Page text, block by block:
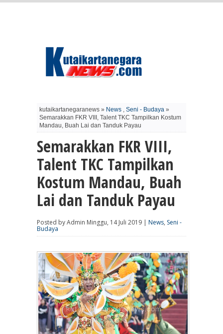
kutaikartanegaranews » News , Seni - Budaya »
Semarakkan FKR VIII, Talent TKC Tampilkan Kostum
Mandau, Buah Lai dan Tanduk Payau
Semarakkan FKR VIII,
Talent TKC Tampilkan
Kostum Mandau, Buah
Lai dan Tanduk Payau
Posted by Admin Minggu, 14 Juli 2019 | News, Seni -
Budaya